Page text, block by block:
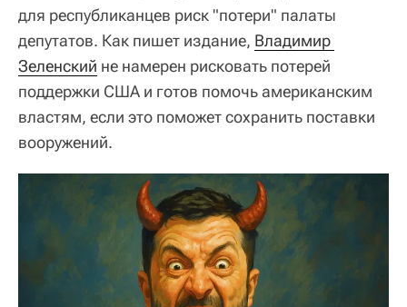
для республиканцев риск "потери" палаты
депутатов. Как пишет издание, Владимир
Зеленский не намерен рисковать потерей
поддержки США и готов помочь американским
властям, если это поможет сохранить поставки
вооружений.